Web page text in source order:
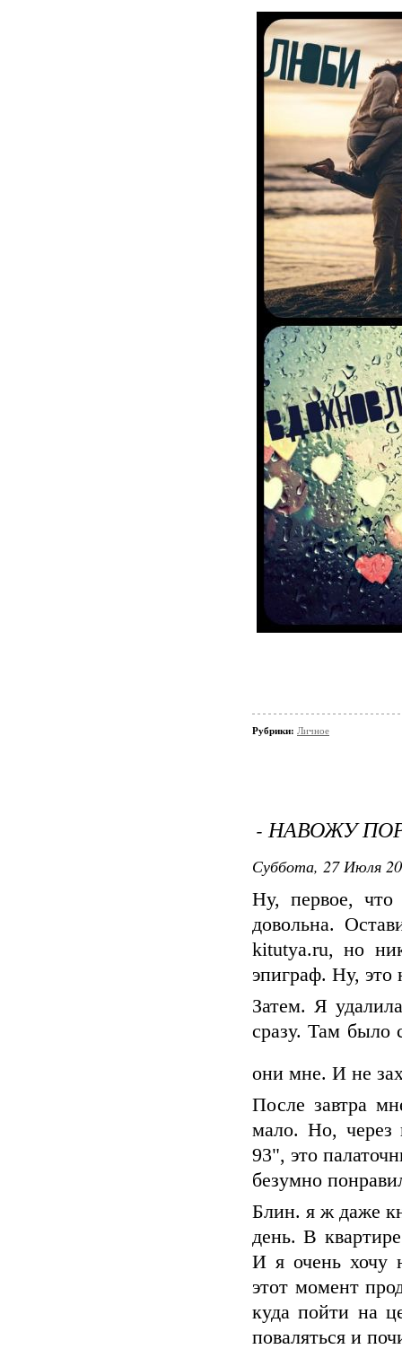
Рубрики: Личное
- НАВОЖУ
Суббота, 27 Июля
Ну, первое,
довольна.
kitutya.ru, но
эпиграф. Ну, это
Затем. Я
сразу. Там было
они мне. И не
После завтра
мало. Но, через
93", это
безумно
Блин. я ж даже
день. В
И я очень хочу
этот момент
куда пойти на
поваляться и